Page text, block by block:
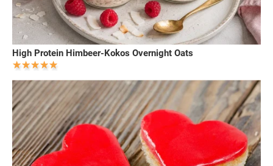
High Protein Himbeer-Kokos Overnight Oats